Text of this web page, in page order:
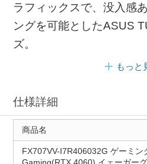
ラフィックスで、没入感
ングを可能としたASUS
ズ。
もっと
仕様詳細
商品名
FX707VV-I7R406032G ゲーミン